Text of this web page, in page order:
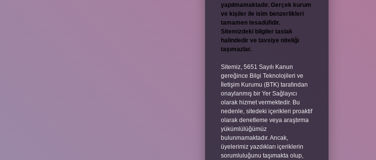
yapılmamaktadır. Gerçek kurum
ve kişiler ile isim benzerlikleri
tamamen tesadüfidir.
Sitemizdeki bilgiler taslak
halindedir ve tavsiye niteliği
taşımazlar.
Sitemiz, 5651 Sayılı Kanun
gereğince Bilgi Teknolojileri ve
İletişim Kurumu (BTK) tarafından
onaylanmış bir Yer Sağlayıcı
olarak hizmet vermektedir. Bu
nedenle, sitedeki içerikleri proaktif
olarak denetleme veya araştırma
yükümlülüğümüz
bulunmamaktadır. Ancak,
üyelerimiz yazdıkları içeriklerin
sorumluluğunu taşımakta olup,